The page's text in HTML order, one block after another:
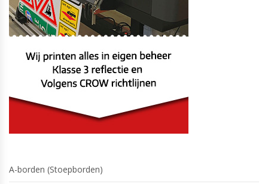
A-borden (Stoepborden)